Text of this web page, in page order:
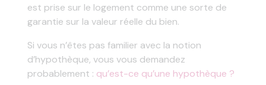
est prise sur le logement comme une sorte de
garantie sur la valeur réelle du bien.
Si vous n’êtes pas familier avec la notion
d’hypothèque, vous vous demandez
probablement : qu’est-ce qu’une hypothèque ?